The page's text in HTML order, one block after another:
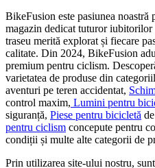
BikeFusion este pasiunea
magazin dedicat tuturor
traseu merită explorat și fiecare
calitate. Din 2024, BikeFusion
premium pentru ciclism.
varietatea de produse din
aventuri pe teren accidentat,
control maxim, Lumini pentru
siguranță, Piese pentru bicicletă
pentru ciclism concepute pentru
condiții și multe alte categorii de
Prin utilizarea site-ului nostru,